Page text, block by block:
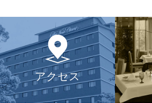
アクセス